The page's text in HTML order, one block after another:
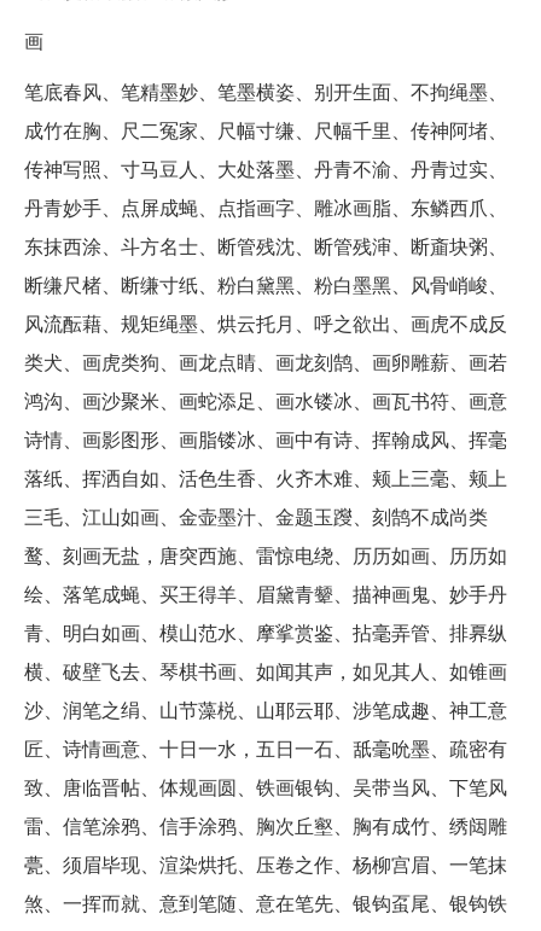
画
笔底春风、笔精墨妙、笔墨横姿、别开生面、不拘绳墨、
成竹在胸、尺二冤家、尺幅寸缣、尺幅千里、传神阿堵、
传神写照、寸马豆人、大处落墨、丹青不渝、丹青过实、
丹青妙手、点屏成蝇、点指画字、雕冰画脂、东鳞西爪、
东抹西涂、斗方名士、断管残沈、断管残渖、断齑块粥、
断缣尺楮、断缣寸纸、粉白黛黑、粉白墨黑、风骨峭峻、
风流酝藉、规矩绳墨、烘云托月、呼之欲出、画虎不成反
类犬、画虎类狗、画龙点睛、画龙刻鹄、画卵雕薪、画若
鸿沟、画沙聚米、画蛇添足、画水镂冰、画瓦书符、画意
诗情、画影图形、画脂镂冰、画中有诗、挥翰成风、挥毫
落纸、挥洒自如、活色生香、火齐木难、颊上三毫、颊上
三毛、江山如画、金壶墨汁、金题玉躞、刻鹄不成尚类
鹜、刻画无盐，唐突西施、雷惊电绕、历历如画、历历如
绘、落笔成蝇、买王得羊、眉黛青颦、描神画鬼、妙手丹
青、明白如画、模山范水、摩挲赏鉴、拈毫弄管、排奡纵
横、破壁飞去、琴棋书画、如闻其声，如见其人、如锥画
沙、润笔之绢、山节藻棁、山耶云耶、涉笔成趣、神工意
匠、诗情画意、十日一水，五日一石、舐毫吮墨、疏密有
致、唐临晋帖、体规画圆、铁画银钩、吴带当风、下笔风
雷、信笔涂鸦、信手涂鸦、胸次丘壑、胸有成竹、绣闼雕
甍、须眉毕现、渲染烘托、压卷之作、杨柳宫眉、一笔抹
煞、一挥而就、意到笔随、意在笔先、银钩虿尾、银钩铁